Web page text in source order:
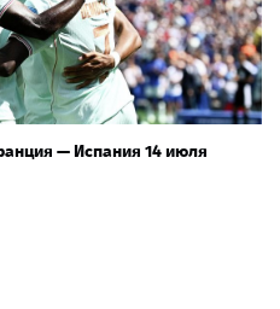
— Испания 14 июля